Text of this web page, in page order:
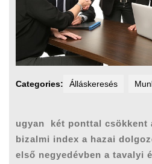
Categories: Álláskeresés
ugyan két ponttal csökkent
bizalmi index a hazai
első negyedévben a tavalyi